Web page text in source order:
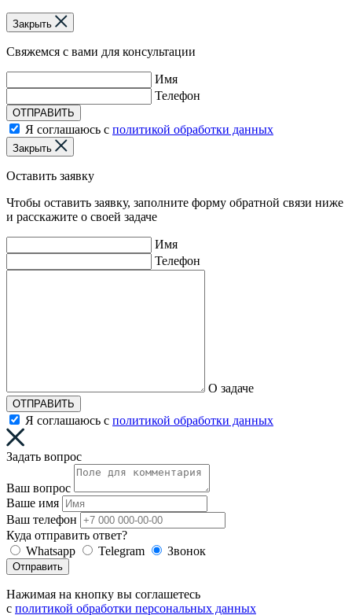
Закрыть
Свяжемся с вами для консультации
Имя
Телефон
ОТПРАВИТЬ
Я соглашаюсь с политикой обработки данных
Закрыть
Оставить заявку
Чтобы оставить заявку, заполните форму обратной связи ниже
и расскажите о своей задаче
Имя
Телефон
О задаче
ОТПРАВИТЬ
Я соглашаюсь с политикой обработки данных
Задать вопрос
Ваш вопрос
Ваше имя
Ваш телефон
Куда отправить ответ?
Whatsapp
Telegram Звонок
Отправить
Нажимая на кнопку вы соглашетесь
с политикой обработки персональных данных